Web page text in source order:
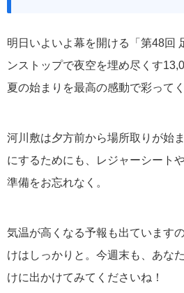
明日いよいよ幕を開ける「第48回
ンストップで夜空を埋め尽くす
夏の始まりを最高の感動で彩って
河川敷は夕方前から場所取りが始
にするためにも、レジャーシート
準備をお忘れなく。
気温が高くなる予報も出ています
けはしっかりと。今週末も、あな
けに出かけてみてくださいね！